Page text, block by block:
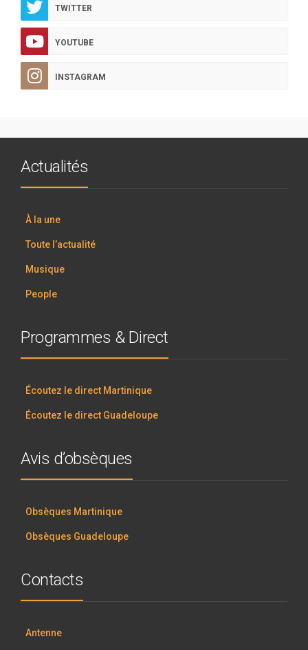
TWITTER
YOUTUBE
INSTAGRAM
Actualités
À la une
Toute l’actualité
Musique
People
Programmes & Direct
Écoutez le direct Martinique
Écoutez le direct Guadeloupe
Avis d’obsèques
Obsèques Martinique
Obsèques Guadeloupe
Contacts
Antenne